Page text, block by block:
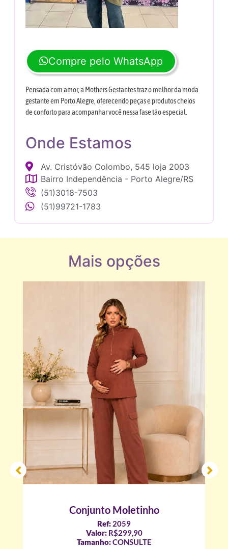
Compre pelo WhatsApp
Pensada com amor, a Mothers Gestantes traz o melhor da moda
gestante em Porto Alegre, oferecendo peças e produtos cheios
de conforto para acompanhar você nessa fase tão especial.
Onde Estamos
Av. Cristóvão Colombo, 545 loja 2003
Bairro Independência - Porto Alegre/RS
(51)3018-7503
(51)99721-1783
Mais opções
Conjunto Moletinho
Ref: 2059
Valor:R$299,90
Tamanho:CONSULTE